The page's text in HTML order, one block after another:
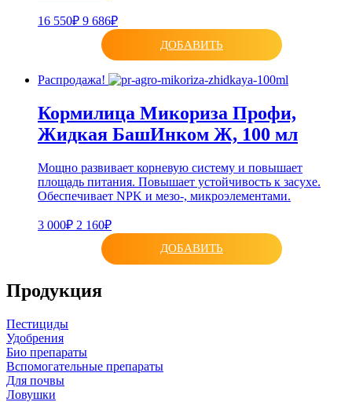
16 550₽ 9 686₽
ДОБАВИТЬ
Распродажа!
Кормилица Микориза Профи,
Жидкая БашИнком Ж, 100 мл
Мощно развивает корневую систему и повышает
площадь питания. Повышает устойчивость к засухе.
Обеспечивает NPK и мезо-, микроэлементами.
3 000₽ 2 160₽
ДОБАВИТЬ
Продукция
Пестициды
Удобрения
Био препараты
Вспомогательные препараты
Для почвы
Ловушки